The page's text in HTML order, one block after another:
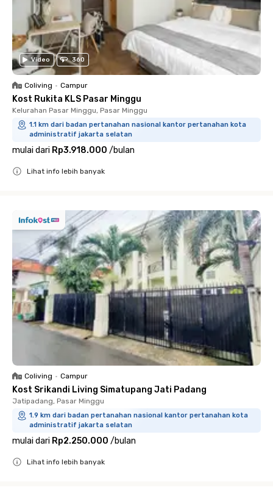
Video 360
Coliving • Campur
Kost Rukita KLS Pasar Minggu
Kelurahan Pasar Minggu, Pasar Minggu
1.1 km dari badan pertanahan nasional kantor pertanahan kota
administratif jakarta selatan
mulai dari Rp3.918.000 /bulan
Lihat info lebih banyak
Coliving • Campur
Kost Srikandi Living Simatupang Jati Padang
Jatipadang, Pasar Minggu
1.9 km dari badan pertanahan nasional kantor pertanahan kota
administratif jakarta selatan
mulai dari Rp2.250.000 /bulan
Lihat info lebih banyak